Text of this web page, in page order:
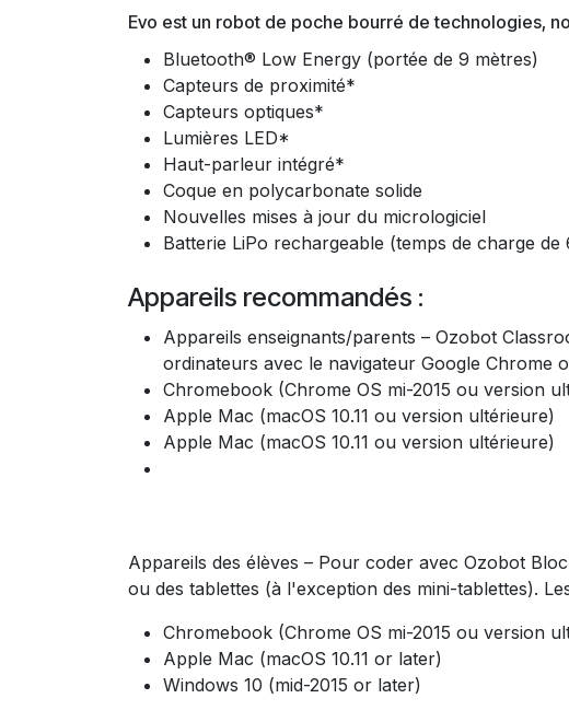
Evo est un robot de poche bourré de technologies,
Bluetooth® Low Energy (portée de 9 mètres)
Capteurs de proximité*
Capteurs optiques*
Lumières LED*
Haut-parleur intégré*
Coque en polycarbonate solide
Nouvelles mises à jour du micrologiciel
Batterie LiPo rechargeable (temps de charge de
Appareils recommandés :
Appareils enseignants/parents – Ozobot
ordinateurs avec le navigateur Google Chrome
Chromebook (Chrome OS mi-2015 ou version
Apple Mac (macOS 10.11 ou version ultérieure)
Apple Mac (macOS 10.11 ou version ultérieure)
Appareils des élèves – Pour coder avec Ozobot
ou des tablettes (à l'exception des mini-tablettes).
Chromebook (Chrome OS mi-2015 ou version
Apple Mac (macOS 10.11 or later)
Windows 10 (mid-2015 or later)